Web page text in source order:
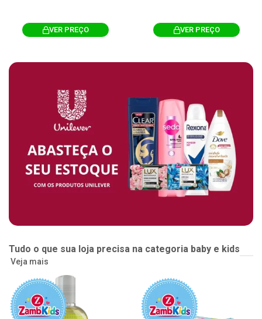
VER PREÇO VER PREÇO
Tudo o que sua loja precisa na categoria baby e kids
Veja mais